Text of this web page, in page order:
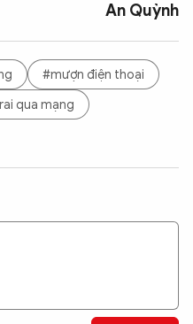
An Quỳnh
#mượn điện thoại
qua mạng